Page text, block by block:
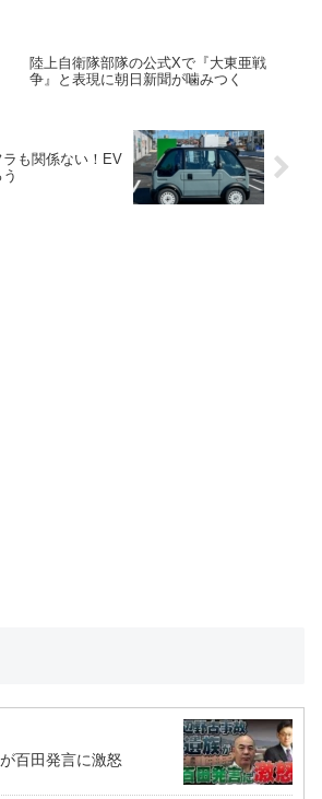
陸上自衛隊部隊の公式Xで『大東亜戦
争』と表現に朝日新聞が噛みつく
も関係ない！EV
百田発言に激怒